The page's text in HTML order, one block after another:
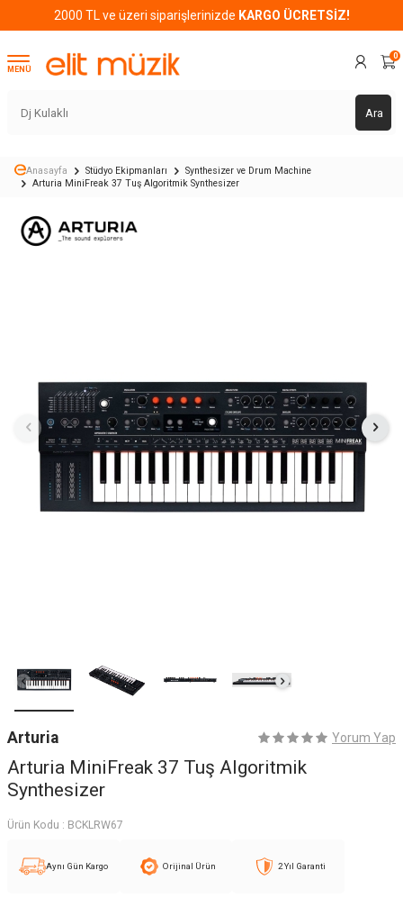
2000 TL ve üzeri siparişlerinizde KARGO ÜCRETSİZ!
MENÜ
Ara
0
Anasayfa Stüdyo Ekipmanları
Synthesizer ve Drum Machine
Arturia MiniFreak 37 Tuş Algoritmik Synthesizer
Arturia Yorum Yap
Arturia MiniFreak 37 Tuş Algoritmik
Synthesizer
Ürün Kodu : BCKLRW67
Aynı Gün Kargo Orijinal Ürün 2 Yıl Garanti